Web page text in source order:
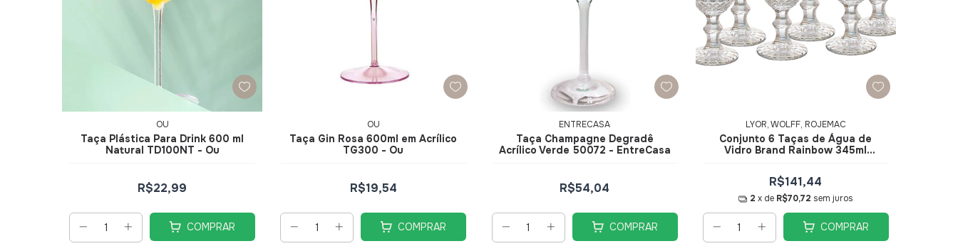
OU
Taça Plástica Para Drink 600 ml
Natural TD100NT - Ou
R$22,99
COMPRAR
OU
Taça Gin Rosa 600ml em Acrílico
TG300 - Ou
R$19,54
COMPRAR
ENTRECASA
Taça Champagne Degradê
Acrílico Verde 50072 - EntreCasa
R$54,04
COMPRAR
LYOR, WOLFF, ROJEMAC
Conjunto 6 Taças de Água de
Vidro Brand Rainbow 345ml
R$141,44
2 x de R$70,72 sem juros
COMPRAR